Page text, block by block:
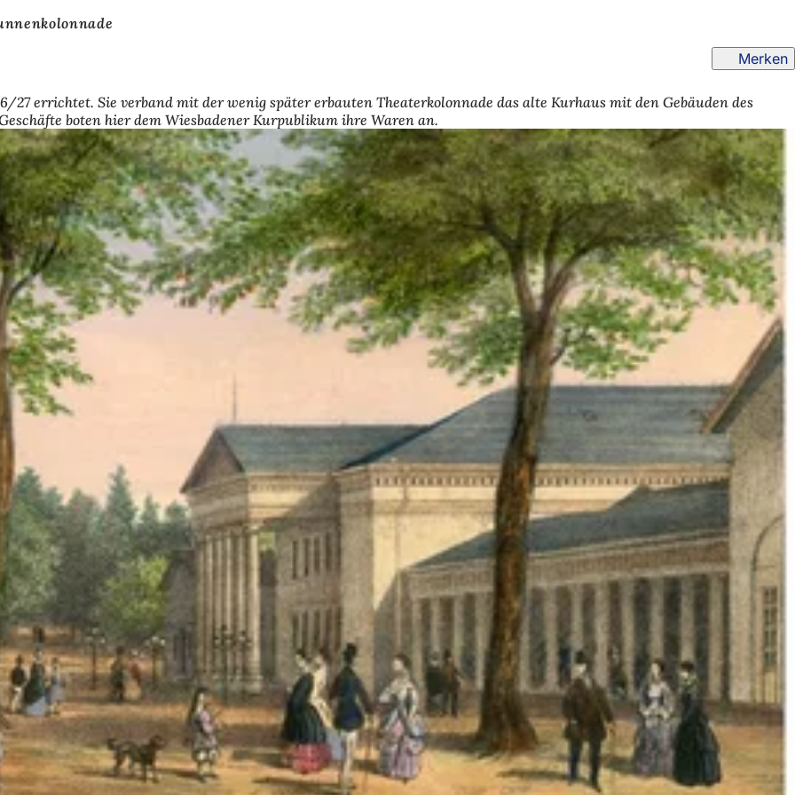
Merken
27 errichtet. Sie verband mit der wenig später erbauten Theaterkolonnade das alte Kurhaus mit den Gebäuden des
boten hier dem Wiesbadener Kurpublikum ihre Waren an.